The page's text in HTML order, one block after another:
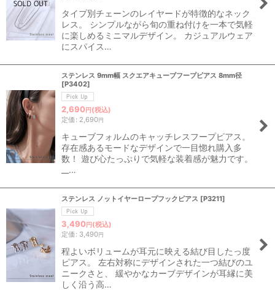
タイプ別チェーンのレイヤードが特徴的なネック
レス。 シンプルながら旬の重ね付けを一本で気軽
に楽しめるミニマルデザイン。 カジュアルウェア
にスパイス…
ステンレス 9mm幅 スクエアキューブフープピアス 8mm径
[P3402]
2,690円(税込)
定価 : 2,690円
キューブフォルムのキャッチレスフープピアス。
存在感あるモードなデザインで一目惚れ購入多
数！ 遊び心たっぷりで気軽な装着感が魅力です。
__…
ステンレス ノットイヤーロープフックピアス [P3211]
3,490円(税込)
定価 : 3,490円
程よいボリュームが耳元に映える結び目したっ度
ピアス。 左右対称にデザインされた一つ結びのユ
ニークさと、 緩やかなカーブデザインが耳縁に美
しく沿う高…